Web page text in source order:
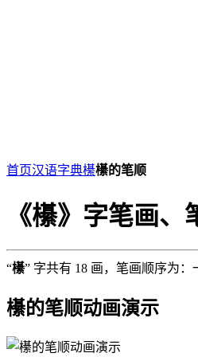
首页汉语字典櫀櫀的笔顺
《櫀》字笔画、
“櫀” 字共有 18 画，笔画顺序为：
櫀的笔顺动画演示